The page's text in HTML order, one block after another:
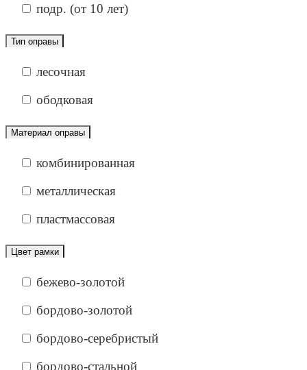
подр. (от 10 лет)
Тип оправы
лесочная
ободковая
Материал оправы
комбинированная
металлическая
пластмассовая
Цвет рамки
бежево-золотой
бордово-золотой
бордово-серебристый
бордово-стальной